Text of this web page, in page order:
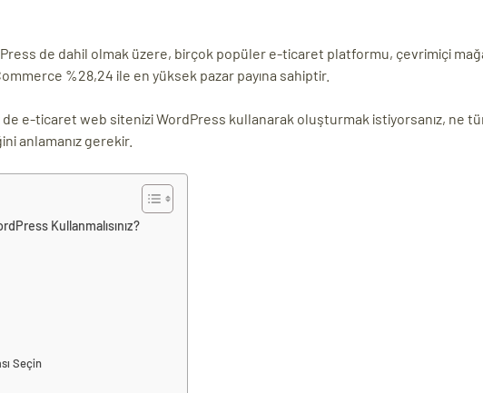
de dahil olmak üzere, birçok popüler e-ticaret platformu, çevrimiçi
%28,24 ile en yüksek pazar payına sahiptir.
de e-ticaret web sitenizi WordPress kullanarak oluşturmak istiyorsanız, ne
anlamanız gerekir.
Kullanmalısınız?
Seçin